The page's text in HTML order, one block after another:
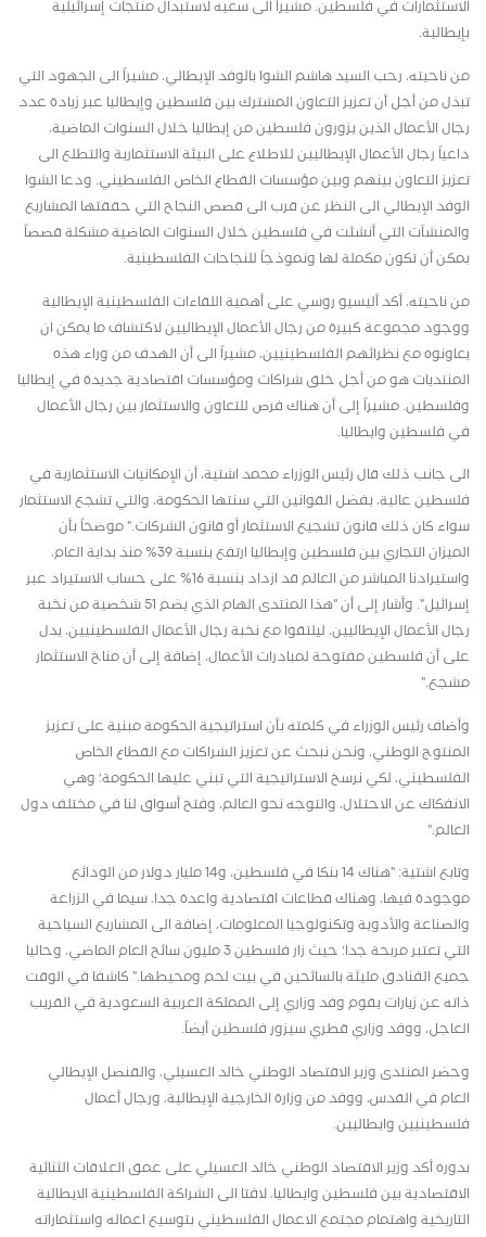
الاستثمارات في فلسطين. مشيراً الى سعيه لاستبدال منتجات إسرائيلية
بإيطالية.
من ناحيته، رحب السيد هاشم الشوا بالوفد الإيطالي، مشيراً الى الجهود التي
تبذل من أجل أن تعزيز التعاون المشترك بين فلسطين وإيطاليا عبر زيادة عدد
رجال الأعمال الذين يزورون فلسطين من إيطاليا خلال السنوات الماضية،
داعياً رجال الأعمال الإيطاليين للاطلاع على البيئة الاستثمارية والتطلع الى
تعزيز التعاون بينهم وبين مؤسسات القطاع الخاص الفلسطيني. ودعا الشوا
الوفد الإيطالي الى النظر عن قرب الى قصص النجاح التي حققتها المشاريع
والمنشآت التي أنشئت في فلسطين خلال السنوات الماضية مشكلة قصصاً
بمكن أن تكون مكملة لها ونموذجاً للنجاحات الفلسطينية.
من ناحيته، أكد أليسيو روسي على أهمية اللقاءات الفلسطينية الإيطالية
ووجود مجموعة كبيرة من رجال الأعمال الإيطاليين لاكتشاف ما يمكن ان
يعاونوه مع نظرائهم الفلسطينيين، مشيراً الى أن الهدف من وراء هذه
المنتديات هو من أجل خلق شراكات ومؤسسات اقتصادية جديدة في إيطاليا
وفلسطين. مشيراً إلى أن هناك فرص للتعاون والاستثمار بين رجال الأعمال
في فلسطين وايطاليا.
الى جانب ذلك قال رئيس الوزراء محمد اشتية، أن الإمكانيات الاستثمارية في
فلسطين عالية، بفضل القوانين التي سنتها الحكومة، والتي تشجع الاستثمار
سواء كان ذلك قانون تشجيع الاستثمار أو قانون الشركات". موضحاً بأن
الميزان التجاري بين فلسطين وإيطاليا ارتفع بنسبة 39% منذ بداية العام،
واستيرادنا المباشر من العالم قد ازداد بنسبة 16% على حساب الاستيراد عبر
إسرائيل". وأشار إلى أن "هذا المنتدى الهام الذي يضم 51 شخصية من نخبة
رجال الأعمال الإيطاليين، ليلتقوا مع نخبة رجال الأعمال الفلسطينيين، يدل
على أن فلسطين مفتوحة لمبادرات الأعمال، إضافة إلى أن مناخ الاستثمار
مشجع".
وأضاف رئيس الوزراء في كلمته بأن استراتيجية الحكومة مبنية على تعزيز
المنتوج الوطني، ونحن نبحث عن تعزيز الشراكات مع القطاع الخاص
الفلسطيني، لكي نرسخ الاستراتيجية التي تبني عليها الحكومة؛ وهي
الانفكاك عن الاحتلال، والتوجه نحو العالم، وفتح أسواق لنا في مختلف دول
العالم ".
وتابع اشتية: "هناك 14 بنكا في فلسطين، و14 مليار دولار من الودائع
موجودة فيها، وهناك قطاعات اقتصادية واعدة جدا، سيما في الزراعة
والصناعة والأدوية وتكنولوجيا المعلومات، إضافة الى المشاريع السياحية
التي تعتبر مربحة جدا؛ حيث زار فلسطين 3 مليون سائح العام الماضي، وحاليا
جميع الفنادق مليئة بالسائحين في بيت لحم ومحيطها ". كاشفا في الوقت
ذاته عن زيارات يقوم وفد وزاري إلى المملكة العربية السعودية في القريب
العاجل، ووفد وزاري قطري سيزور فلسطين أيضاً.
وحضر المنتدى وزير الاقتصاد الوطني خالد العسيلي، والقنصل الإيطالي
العام في القدس، ووفد من وزارة الخارجية الإيطالية، ورجال أعمال
فلسطينيين وايطاليين.
بدوره أكد وزير الاقتصاد الوطني خالد العسيلي على عمق العلاقات الثنائية
الاقتصادية بين فلسطين وايطاليا، لافتا الى الشراكة الفلسطينية الايطالية
التاريخية واهتمام مجتمع الاعمال الفلسطيني بتوسيع اعماله واستثماراته